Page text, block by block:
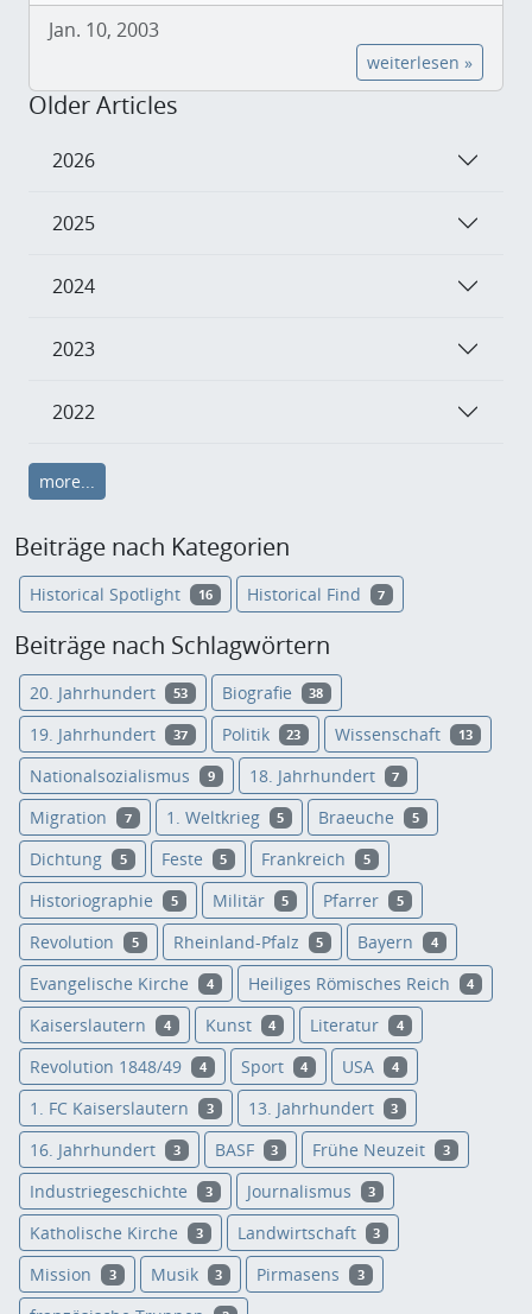
Jan. 10, 2003
weiterlesen »
Older Articles
2026
2025
2024
2023
2022
more...
Beiträge nach Kategorien
Historical Spotlight 16 Historical Find 7
Beiträge nach Schlagwörtern
20. Jahrhundert 53 Biografie 38
19. Jahrhundert 37 Politik 23 Wissenschaft 13
Nationalsozialismus 9 18. Jahrhundert 7
Migration 7 1. Weltkrieg 5 Braeuche 5
Dichtung 5 Feste 5 Frankreich 5
Historiographie 5 Militär 5 Pfarrer 5
Revolution 5 Rheinland-Pfalz 5 Bayern 4
Evangelische Kirche 4 Heiliges Römisches Reich 4
Kaiserslautern 4 Kunst 4 Literatur 4
Revolution 1848/49 4 Sport 4 USA 4
1. FC Kaiserslautern 3 13. Jahrhundert 3
16. Jahrhundert 3 BASF 3 Frühe Neuzeit 3
Industriegeschichte 3 Journalismus 3
Katholische Kirche 3 Landwirtschaft 3
Mission 3 Musik 3 Pirmasens 3